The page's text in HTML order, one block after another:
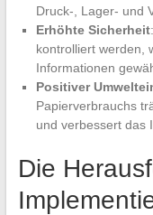
Druck-, Lager- und
Erhöhte Sicherheit
kontrolliert werden,
Informationen
Positiver
Papierverbrauchs
und verbessert das
Die